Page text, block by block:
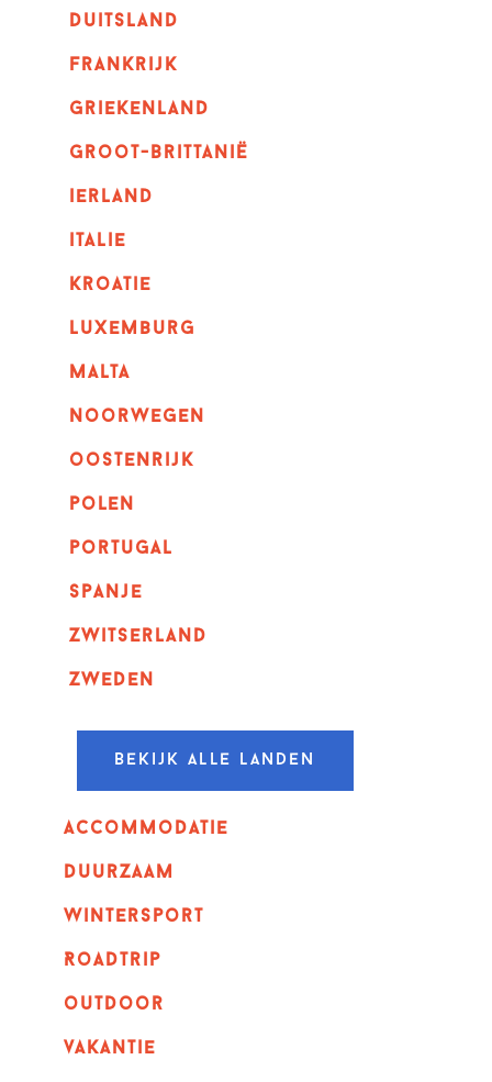
duitsland
frankrijk
griekenland
Groot-Brittanië
ierland
italie
kroatie
luxemburg
malta
noorwegen
oostenrijk
polen
portugal
spanje
zwitserland
zweden
Bekijk alle landen
Accommodatie
Duurzaam
wintersport
Roadtrip
outdoor
vakantie